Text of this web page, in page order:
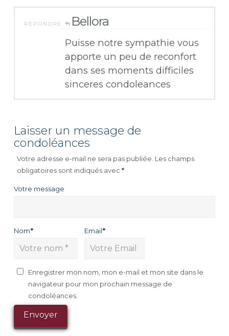
RÉPONDRE Bellora
Puisse notre sympathie vous
apporte un peu de reconfort
dans ses moments difficiles
sinceres condoleances
Laisser un message de
condoléances
Votre adresse e-mail ne sera pas publiée. Les champs
obligatoires sont indiqués avec*
Votre message
Nom* Email*
Enregistrer mon nom, mon e-mail et mon site dans le
navigateur pour mon prochain message de
condoléances.